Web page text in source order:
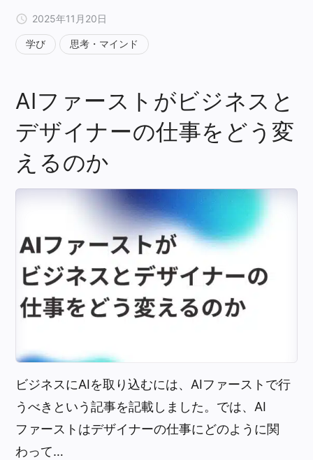
2025年11月20日
学び 思考・マインド
AIファーストがビジネスと
デザイナーの仕事をどう変
えるのか
ビジネスにAIを取り込むには、AIファーストで行
うべきという記事を記載しました。では、AI
ファーストはデザイナーの仕事にどのように関
わって…